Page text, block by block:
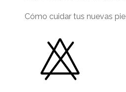
Cómo cuidar tus nuevas